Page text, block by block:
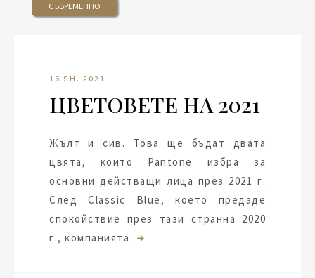
СЪВРЕМЕННО
16 ЯН. 2021
ЦВЕТОВЕТЕ НА 2021
Жълт и сив. Това ще бъдат двата
цвята, които Pantone избра за
основни действащи лица през 2021 г.
След Classic Blue, което предаде
спокойствие през тази странна 2020
г., компанията